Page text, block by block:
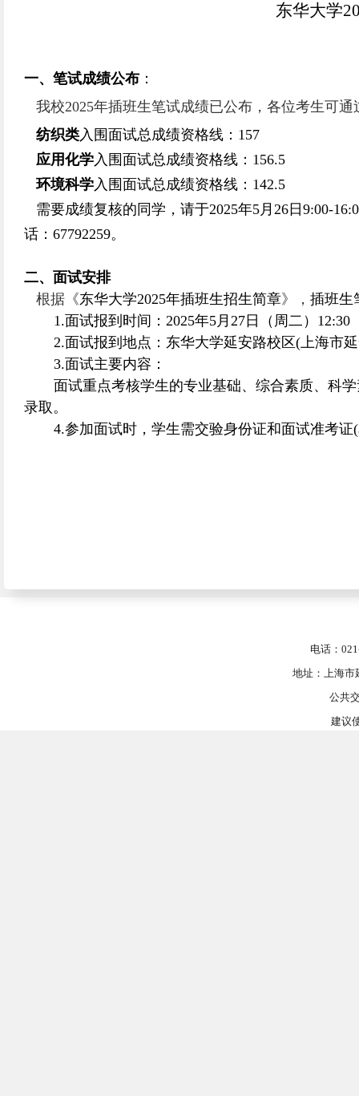
东华大学
一、笔试成绩公布 ：
我校2025年插班生笔试成绩已公布，各位考生可
纺织类入围面试总成绩资格线：157
应用化学入围面试总成绩资格线：156.5
环境科学入围面试总成绩资格线：142.5
需要成绩复核的同学，请于2025年5月26日9:00-
话：67792259。
二、面试安排
根据《东华大学2025年插班生招生简章》， 插班生
1.面试报到时间： 2025年5月 27 日（周二） 12:30
2.面试报到地点：东华大学延安路校区(上海市
3.面试主要内容：
面试重点考核学生的专业基础、综合素质、科
录取。
4.参加面试时，学生需交验身份证和面试准考证(
电话：
地址：上海市
公共
建议